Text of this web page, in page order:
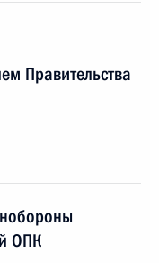
Правительства
ОПК